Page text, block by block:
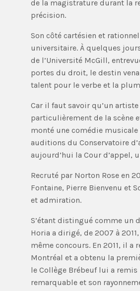
de la magistrature durant la
précision.
Son côté cartésien et
universitaire. À quelques
de l’Université McGill,
portes du droit, le destin
talent pour le verbe et la
Car il faut savoir qu’un
particulièrement de la scène
monté une comédie musicale
auditions du Conservatoire
aujourd’hui la Cour d’appel,
Recruté par Norton Rose en
Fontaine, Pierre Bienvenu et
et admiration.
S’étant distingué comme un
Horia a dirigé, de 2007 à
même concours. En 2011, il a
Montréal et a obtenu la
le Collège Brébeuf lui a
remarquable et son